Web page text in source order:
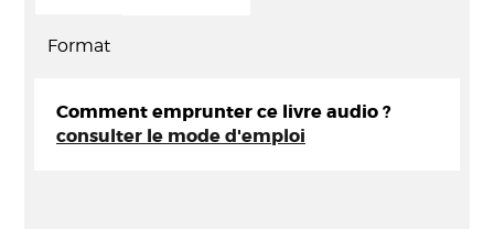
Format
Comment emprunter ce livre audio ?
consulter le mode d'emploi